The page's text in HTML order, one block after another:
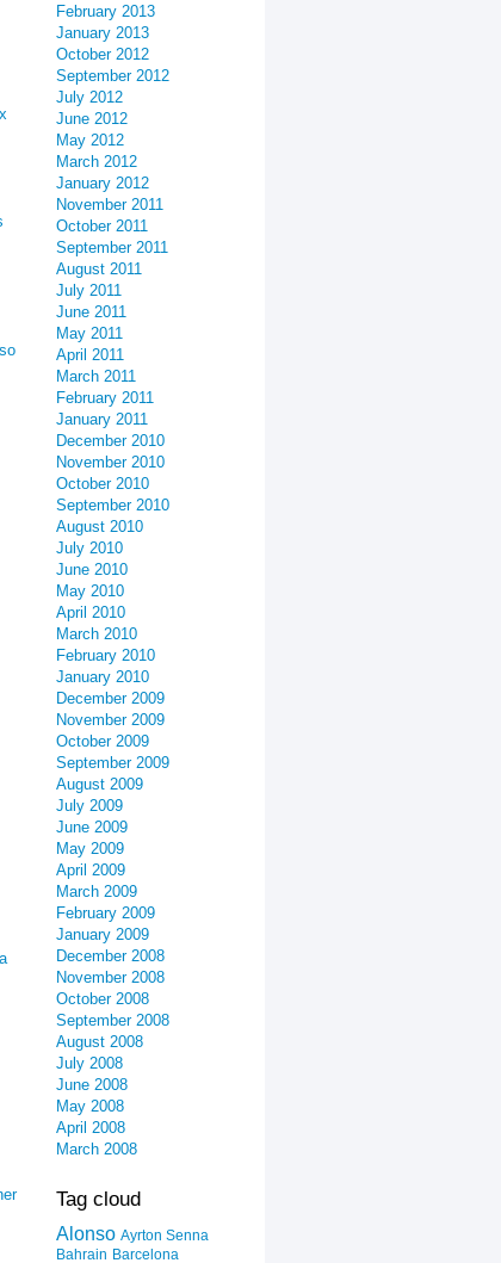
February 2013
January 2013
October 2012
September 2012
July 2012
June 2012
May 2012
March 2012
January 2012
November 2011
October 2011
September 2011
August 2011
July 2011
June 2011
May 2011
April 2011
March 2011
February 2011
January 2011
December 2010
November 2010
October 2010
September 2010
August 2010
July 2010
June 2010
May 2010
April 2010
March 2010
February 2010
January 2010
December 2009
November 2009
October 2009
September 2009
August 2009
July 2009
June 2009
May 2009
April 2009
March 2009
February 2009
January 2009
December 2008
November 2008
October 2008
September 2008
August 2008
July 2008
June 2008
May 2008
April 2008
March 2008
Tag cloud
Alonso Ayrton Senna
Bahrain Barcelona